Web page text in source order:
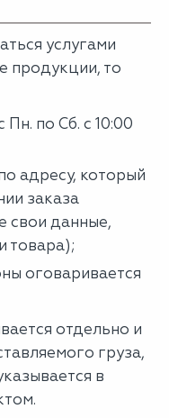
услугами
продукции, то
по Сб. с 10:00
адресу, который
заказа
свои данные,
товара);
оговаривается
отдельно и
груза,
в